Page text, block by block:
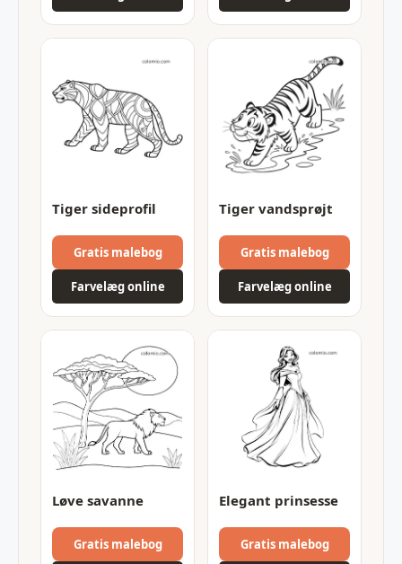
Tiger sideprofil
Gratis malebog
Farvelæg online
Tiger vandsprøjt
Gratis malebog
Farvelæg online
Løve savanne
Gratis malebog
Elegant prinsesse
Gratis malebog